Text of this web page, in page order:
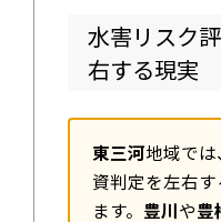
水害リスク
右する現実
東三河地域で
資判定を左右
ます。 豊川や豊